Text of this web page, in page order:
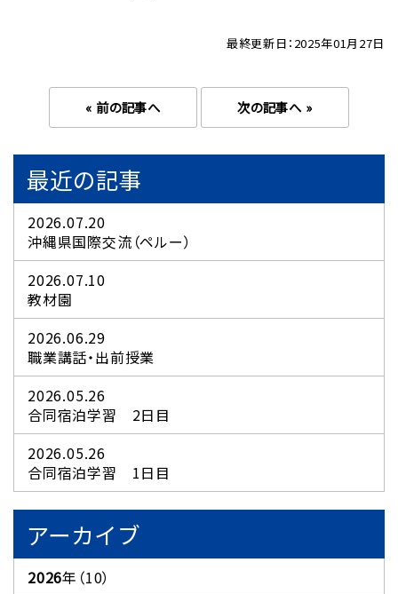
最終更新日：2025年01月27日
« 前の記事へ 次の記事へ »
最近の記事
2026.07.20
沖縄県国際交流（ペルー）
2026.07.10
教材園
2026.06.29
職業講話・出前授業
2026.05.26
合同宿泊学習 2日目
2026.05.26
合同宿泊学習 1日目
アーカイブ
2026年（10）